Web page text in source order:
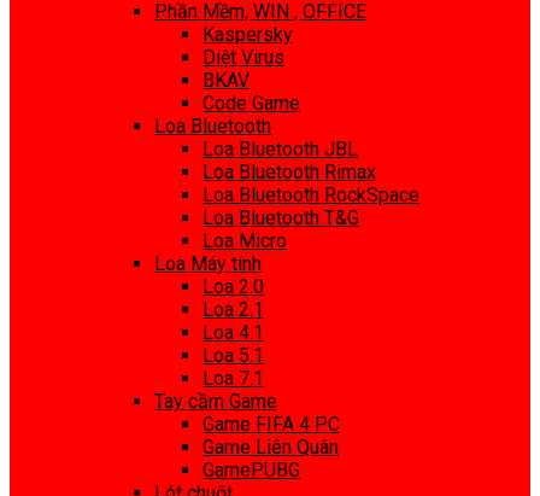
Phần Mềm, WIN , OFFICE
Kaspersky
Diệt Virus
BKAV
Code Game
Loa Bluetooth
Loa Bluetooth JBL
Loa Bluetooth Rimax
Loa Bluetooth RockSpace
Loa Bluetooth T&G
Loa Micro
Loa Máy tính
Loa 2.0
Loa 2.1
Loa 4.1
Loa 5.1
Loa 7.1
Tay cầm Game
Game FIFA 4 PC
Game Liên Quân
GamePUBG